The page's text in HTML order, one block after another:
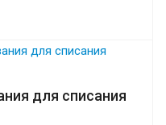
для списания